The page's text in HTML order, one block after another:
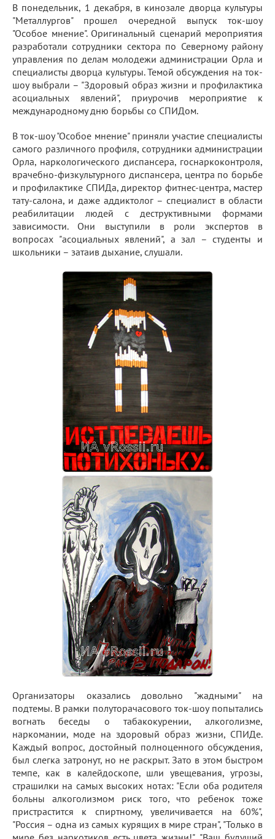
В понедельник, 1 декабря, в кинозале дворца культуры
"Металлургов" прошел очередной выпуск ток-шоу
"Особое мнение". Оригинальный сценарий мероприятия
разработали сотрудники сектора по Северному району
управления по делам молодежи администрации Орла и
специалисты дворца культуры. Темой обсуждения на ток-
шоу выбрали – "Здоровый образ жизни и профилактика
асоциальных явлений", приурочив мероприятие к
международному дню борьбы со СПИДом.
В ток-шоу "Особое мнение" приняли участие специалисты
самого различного профиля, сотрудники администрации
Орла, наркологического диспансера, госнаркоконтроля,
врачебно-физкультурного диспансера, центра по борьбе
и профилактике СПИДа, директор фитнес-центра, мастер
тату-салона, и даже аддиктолог – специалист в области
реабилитации людей с деструктивными формами
зависимости. Они выступили в роли экспертов в
вопросах "асоциальных явлений", а зал – студенты и
школьники – затаив дыхание, слушали.
Организаторы оказались довольно "жадными" на
подтемы. В рамки полуторачасового ток-шоу попытались
вогнать беседы о табакокурении, алкоголизме,
наркомании, моде на здоровый образ жизни, СПИДе.
Каждый вопрос, достойный полноценного обсуждения,
был слегка затронут, но не раскрыт. Зато в этом быстром
темпе, как в калейдоскопе, шли увещевания, угрозы,
страшилки на самых высоких нотах: "Если оба родителя
больны алкоголизмом риск того, что ребенок тоже
пристрастится к спиртному, увеличивается на 60%",
"Россия – одна из самых курящих в мире стран", "Только в